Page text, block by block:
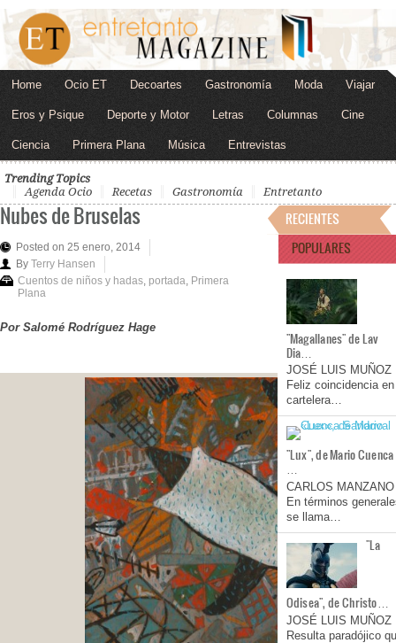
Home Ocio ET Decoartes Gastronomía Moda Viajar
Eros y Psique Deporte y Motor Letras Columnas Cine
Ciencia Primera Plana Música Entrevistas
Trending Topics
Agenda Ocio
Recetas Gastronomía Entretanto
Nubes de Bruselas
Posted on 25 enero, 2014
By Terry Hansen
Cuentos de niños y hadas portada Primera
Plana
Por Salomé Rodríguez Hage
RECIENTES
POPULARES
"Magallanes" de Lav
Dia…
JOSÉ LUIS MUÑOZ
Feliz coincidencia en
cartelera…
"Lux", de Mario Cuenca
…
CARLOS MANZANO
En términos
se llama…
"La
Odisea", de Christo…
JOSÉ LUIS MUÑOZ
Resulta paradójico